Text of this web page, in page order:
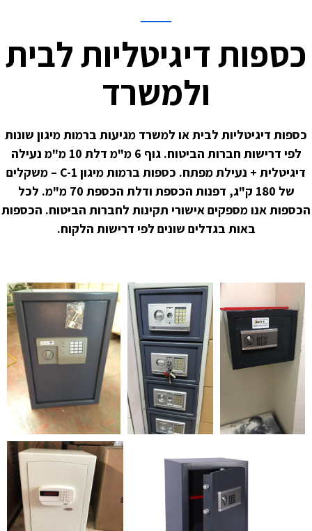
כספות דיגיטליות לבית
ולמשרד
כספות דיגיטליות לבית או למשרד מגיעות ברמות מיגון שונות
לפי דרישות חברות הביטוח. גוף 6 מ"מ דלת 10 מ"מ נעילה
דיגיטלית + נעילת מפתח. כספות ברמות מיגון C-1 – משקלים
של 180 ק"ג, דפנות הכספת ודלת הכספת 70 מ"מ. לכל
הכספות אנו מספקים אישורי תקינות לחברות הביטוח. הכספות
באות בגדלים שונים לפי דרישות הלקוח.